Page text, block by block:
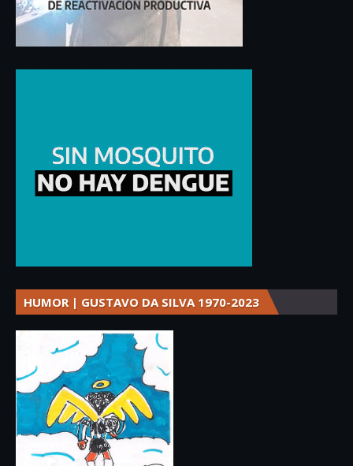
HUMOR | GUSTAVO DA SILVA 1970-2023